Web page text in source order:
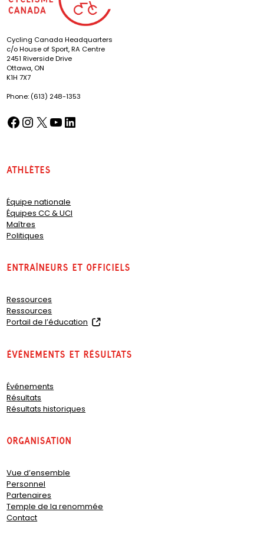
Cycling Canada Headquarters
c/o House of Sport, RA Centre
2451 Riverside Drive
Ottawa, ON
K1H 7X7
Phone: (613) 248-1353
Facebook(opens in a new tab) Instagram
(opens in a new tab) X
(opens in a new tab) YouTube
(opens in a new tab) LinkedIn
(opens in a new tab)
Athlètes
Équipe nationale
Équipes CC & UCI
Maîtres
Politiques
Entraîneurs et officiels
Ressources
Ressources
Portail de l’éducation
e
Événements et résultats
Événements
Résultats
Résultats historiques
organisation
Vue d’ensemble
Personnel
Partenaires
Temple de la renommée
Contact